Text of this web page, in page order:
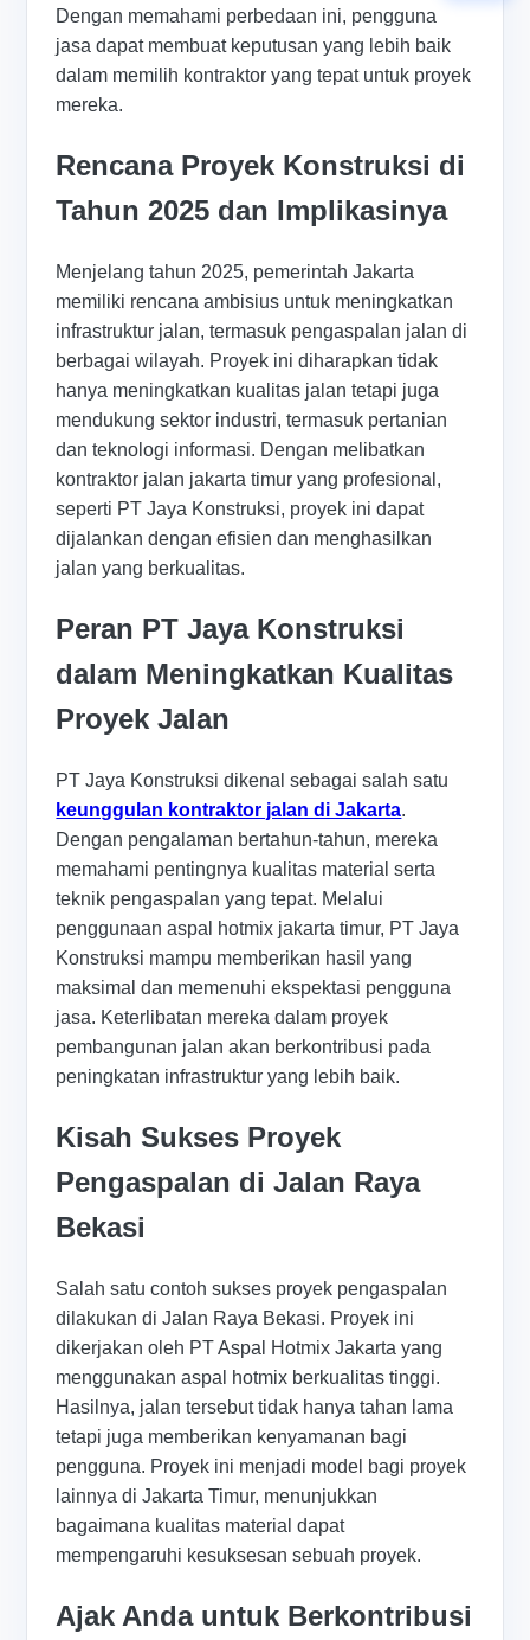
Dengan memahami perbedaan ini, pengguna
jasa dapat membuat keputusan yang lebih baik
dalam memilih kontraktor yang tepat untuk proyek
mereka.
Rencana Proyek Konstruksi di
Tahun 2025 dan Implikasinya
Menjelang tahun 2025, pemerintah Jakarta
memiliki rencana ambisius untuk meningkatkan
infrastruktur jalan, termasuk pengaspalan jalan di
berbagai wilayah. Proyek ini diharapkan tidak
hanya meningkatkan kualitas jalan tetapi juga
mendukung sektor industri, termasuk pertanian
dan teknologi informasi. Dengan melibatkan
kontraktor jalan jakarta timur yang profesional,
seperti PT Jaya Konstruksi, proyek ini dapat
dijalankan dengan efisien dan menghasilkan
jalan yang berkualitas.
Peran PT Jaya Konstruksi
dalam Meningkatkan Kualitas
Proyek Jalan
PT Jaya Konstruksi dikenal sebagai salah satu
keunggulan kontraktor jalan di Jakarta.
Dengan pengalaman bertahun-tahun, mereka
memahami pentingnya kualitas material serta
teknik pengaspalan yang tepat. Melalui
penggunaan aspal hotmix jakarta timur, PT Jaya
Konstruksi mampu memberikan hasil yang
maksimal dan memenuhi ekspektasi pengguna
jasa. Keterlibatan mereka dalam proyek
pembangunan jalan akan berkontribusi pada
peningkatan infrastruktur yang lebih baik.
Kisah Sukses Proyek
Pengaspalan di Jalan Raya
Bekasi
Salah satu contoh sukses proyek pengaspalan
dilakukan di Jalan Raya Bekasi. Proyek ini
dikerjakan oleh PT Aspal Hotmix Jakarta yang
menggunakan aspal hotmix berkualitas tinggi.
Hasilnya, jalan tersebut tidak hanya tahan lama
tetapi juga memberikan kenyamanan bagi
pengguna. Proyek ini menjadi model bagi proyek
lainnya di Jakarta Timur, menunjukkan
bagaimana kualitas material dapat
mempengaruhi kesuksesan sebuah proyek.
Ajak Anda untuk Berkontribusi